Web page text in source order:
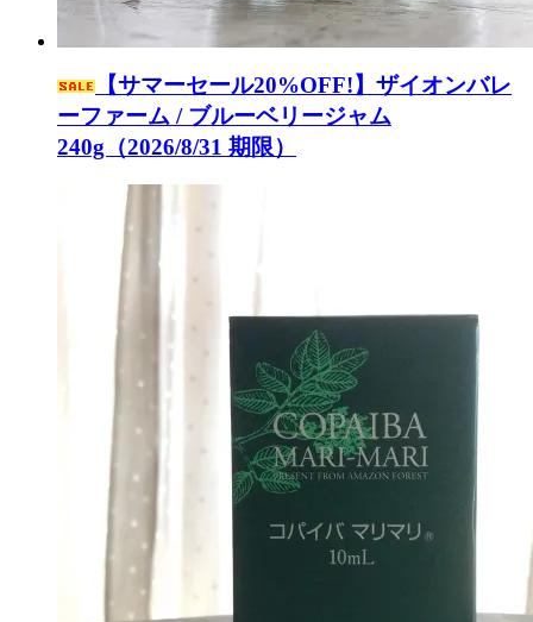
【サマーセール20%OFF!】ザイオンバレ
ーファーム / ブルーベリージャム
240g（2026/8/31 期限）